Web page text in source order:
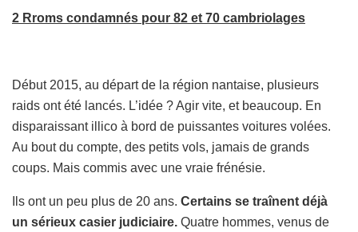
2 Rroms condamnés pour 82 et 70 cambriolages
Début 2015, au départ de la région nantaise, plusieurs
raids ont été lancés. L’idée ? Agir vite, et beaucoup. En
disparaissant illico à bord de puissantes voitures volées.
Au bout du compte, des petits vols, jamais de grands
coups. Mais commis avec une vraie frénésie.
Ils ont un peu plus de 20 ans. Certains se traînent déjà
un sérieux casier judiciaire. Quatre hommes, venus de